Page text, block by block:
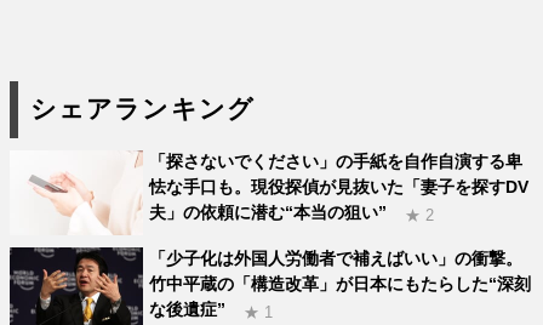
シェアランキング
「探さないでください」の手紙を自作自演する卑
怯な手口も。現役探偵が見抜いた「妻子を探すDV
夫」の依頼に潜む“本当の狙い”
★ 2
「少子化は外国人労働者で補えばいい」の衝撃。
竹中平蔵の「構造改革」が日本にもたらした“深刻
な後遺症”
★ 1